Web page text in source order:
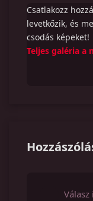
Csatlakozz
levetkőzik, és
csodás képeket!
Teljes galéria a